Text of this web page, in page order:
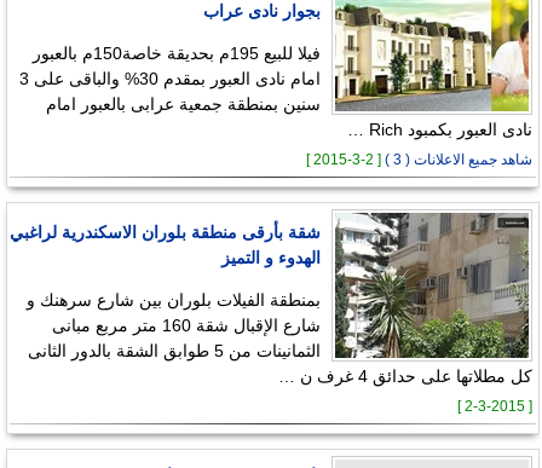
بجوار نادى عراب
فيلا للبيع 195م بحديقة خاصة150م بالعبور
امام نادى العبور بمقدم 30% والباقى على 3
سنين بمنطقة جمعية عرابى بالعبور امام
نادى العبور بكمبود Rich …
شاهد جميع الاعلانات ( 3 ) [ 2-3-2015 ]
شقة بأرقى منطقة بلوران الاسكندرية لراغبي
الهدوء و التميز
بمنطقة الفيلات بلوران بين شارع سرهنك و
شارع الإقبال شقة 160 متر مربع مبانى
الثمانينات من 5 طوابق الشقة بالدور الثانى
كل مطلاتها على حدائق 4 غرف ن …
[ 2-3-2015 ]